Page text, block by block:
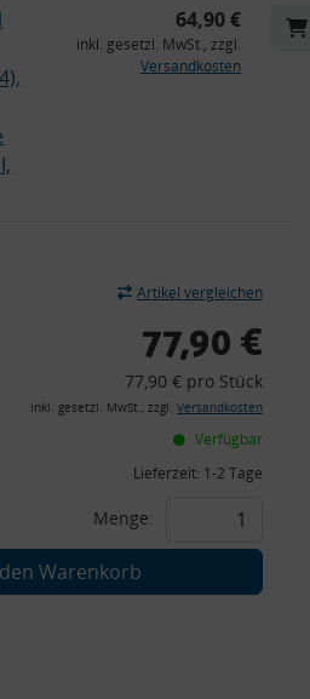
64,90 €
inkl. gesetzl. MwSt., zzgl.
Versandkosten
Artikel vergleichen
77,90 €
77,90 € pro Stück
inkl. gesetzl. MwSt., zzgl. Versandkosten
Verfügbar
Lieferzeit: 1-2 Tage
Menge:
Warenkorb